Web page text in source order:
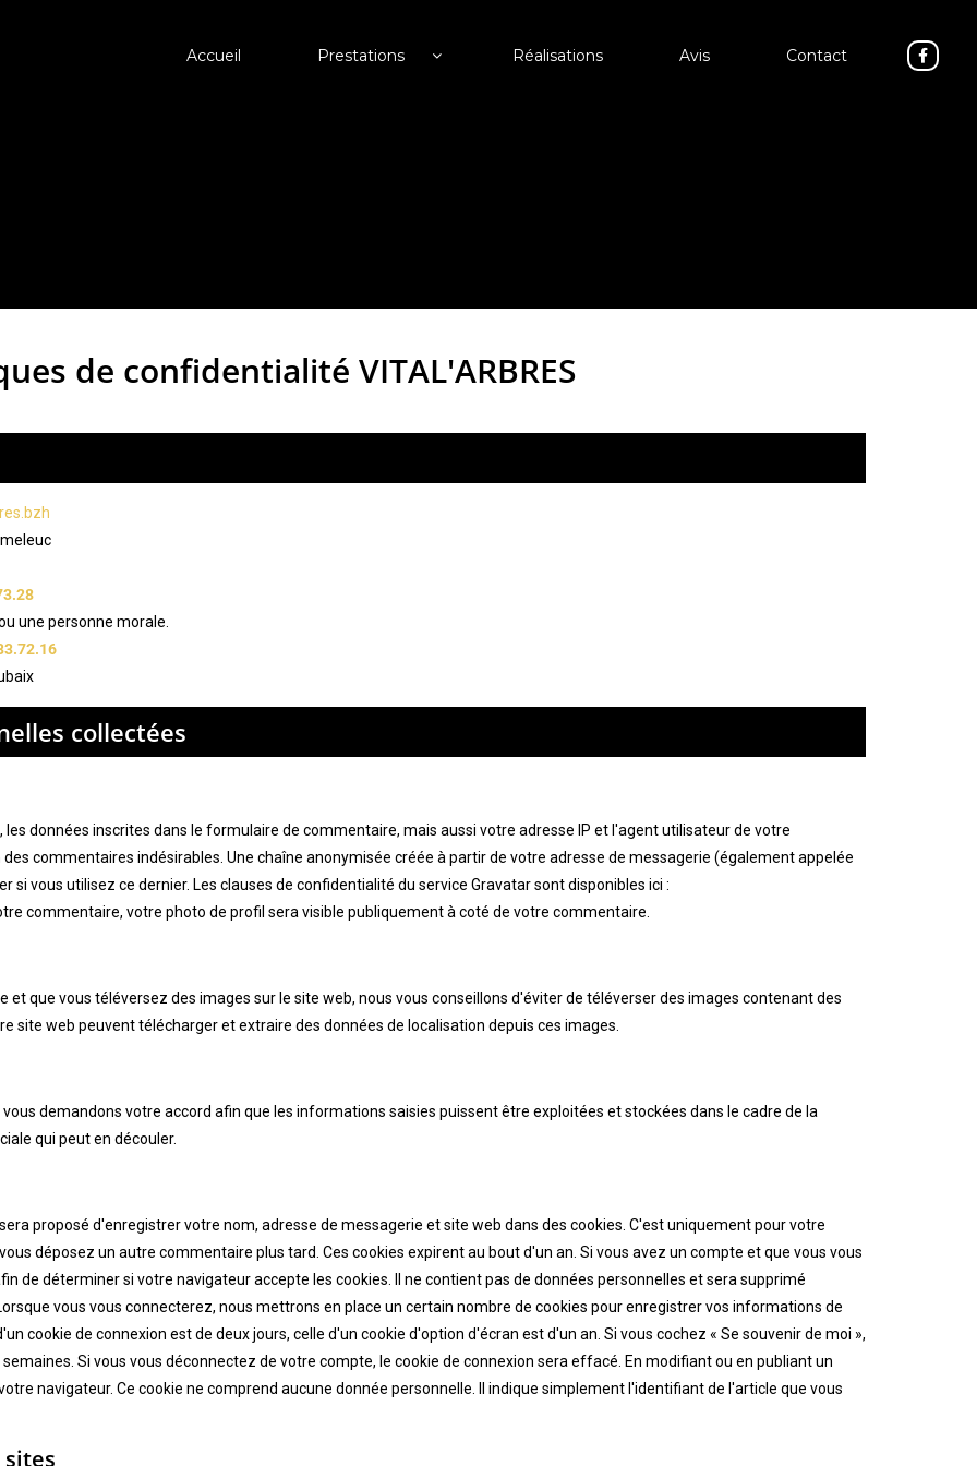
Accueil Prestations Réalisations Avis Contact
de confidentialité VITAL'ARBRES
une personne morale.
collectées
données inscrites dans le formulaire de commentaire, mais aussi votre adresse IP et l'agent utilisateur de votre
commentaires indésirables. Une chaîne anonymisée créée à partir de votre adresse de messagerie (également appelée
si vous utilisez ce dernier. Les clauses de confidentialité du service Gravatar sont disponibles ici :
commentaire, votre photo de profil sera visible publiquement à coté de votre commentaire.
et que vous téléversez des images sur le site web, nous vous conseillons d'éviter de téléverser des images contenant des
site web peuvent télécharger et extraire des données de localisation depuis ces images.
demandons votre accord afin que les informations saisies puissent être exploitées et stockées dans le cadre de la
qui peut en découler.
proposé d'enregistrer votre nom, adresse de messagerie et site web dans des cookies. C'est uniquement pour votre
déposez un autre commentaire plus tard. Ces cookies expirent au bout d'un an. Si vous avez un compte et que vous vous
de déterminer si votre navigateur accepte les cookies. Il ne contient pas de données personnelles et sera supprimé
vous vous connecterez, nous mettrons en place un certain nombre de cookies pour enregistrer vos informations de
cookie de connexion est de deux jours, celle d'un cookie d'option d'écran est d'un an. Si vous cochez « Se souvenir de moi »,
Si vous vous déconnectez de votre compte, le cookie de connexion sera effacé. En modifiant ou en publiant un
navigateur. Ce cookie ne comprend aucune donnée personnelle. Il indique simplement l'identifiant de l'article que vous